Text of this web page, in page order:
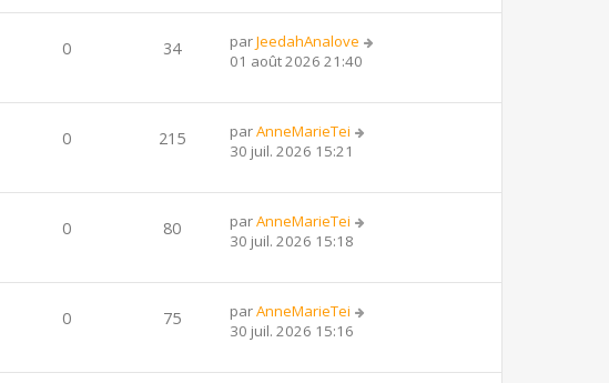
0 34 parJeedahAnalove
01 août 2026 21:40
0 215 parAnneMarieTei
30 juil. 2026 15:21
0 80 parAnneMarieTei
30 juil. 2026 15:18
0 75 parAnneMarieTei
30 juil. 2026 15:16